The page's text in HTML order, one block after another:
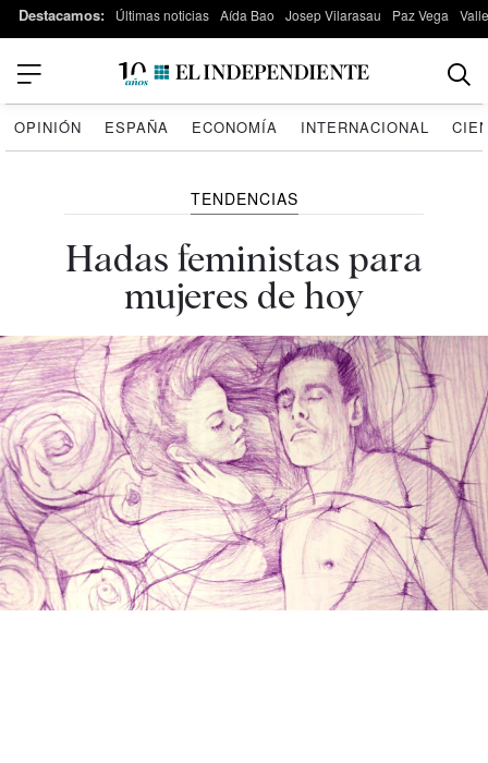
Destacamos: Últimas noticias Aída Bao Josep Vilarasau Paz Vega
OPINIÓN ESPAÑA ECONOMÍA INTERNACIONAL
TENDENCIAS
Hadas feministas para
mujeres de hoy